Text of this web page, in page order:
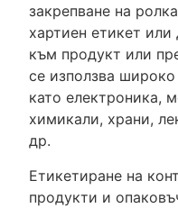
закрепване на
хартиен етикет
към продукт или
се използва
като електроника,
химикали, храни,
др.
Етикетиране на
продукти и